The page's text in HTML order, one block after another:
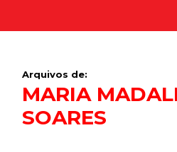
Arquivos de:
MARIA
SOARES